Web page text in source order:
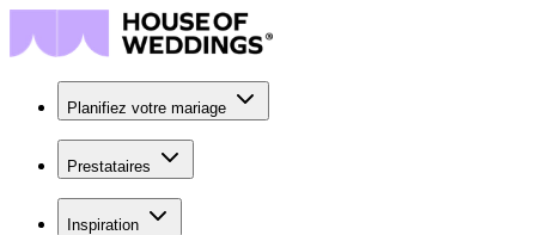
Planifiez votre mariage
Prestataires
Inspiration